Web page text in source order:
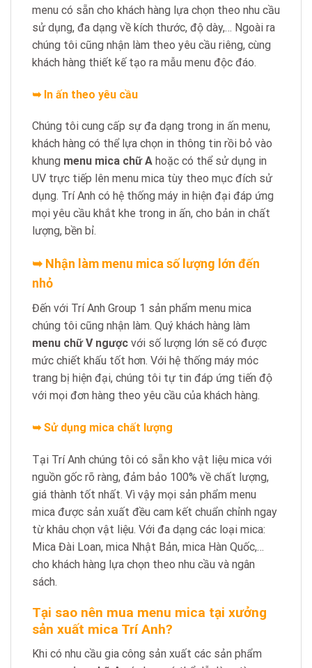
menu có sẵn cho khách hàng lựa chọn theo nhu cầu
sử dụng, đa dạng về kích thước, độ dày,… Ngoài ra
chúng tôi cũng nhận làm theo yêu cầu riêng, cùng
khách hàng thiết kế tạo ra mẫu menu độc đáo.
➥ In ấn theo yêu cầu
Chúng tôi cung cấp sự đa dạng trong in ấn menu,
khách hàng có thể lựa chọn in thông tin rồi bỏ vào
khung menu mica chữ A hoặc có thể sử dụng in
UV trực tiếp lên menu mica tùy theo mục đích sử
dụng. Trí Anh có hệ thống máy in hiện đại đáp ứng
mọi yêu cầu khắt khe trong in ấn, cho bản in chất
lượng, bền bỉ.
➥ Nhận làm menu mica số lượng lớn đến
nhỏ
Đến với Trí Anh Group 1 sản phẩm menu mica
chúng tôi cũng nhận làm. Quý khách hàng làm
menu chữ V ngược với số lượng lớn sẽ có được
mức chiết khấu tốt hơn. Với hệ thống máy móc
trang bị hiện đại, chúng tôi tự tin đáp ứng tiến độ
với mọi đơn hàng theo yêu cầu của khách hàng.
➥ Sử dụng mica chất lượng
Tại Trí Anh chúng tôi có sẵn kho vật liệu mica với
nguồn gốc rõ ràng, đảm bảo 100% về chất lượng,
giá thành tốt nhất. Vì vậy mọi sản phẩm menu
mica được sản xuất đều cam kết chuẩn chỉnh ngay
từ khâu chọn vật liệu. Với đa dạng các loại mica:
Mica Đài Loan, mica Nhật Bản, mica Hàn Quốc,…
cho khách hàng lựa chọn theo nhu cầu và ngân
sách.
Tại sao nên mua menu mica tại xưởng
sản xuất mica Trí Anh?
Khi có nhu cầu gia công sản xuất các sản phẩm